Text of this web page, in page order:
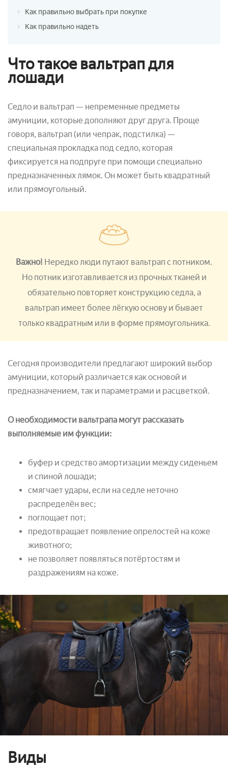
Как правильно выбрать при покупке
Как правильно надеть
Что такое вальтрап для
лошади
Седло и вальтрап — непременные предметы
амуниции, которые дополняют друг друга. Проще
говоря, вальтрап (или чепрак, подстилка) —
специальная прокладка под седло, которая
фиксируется на подпруге при помощи специально
предназначенных лямок. Он может быть квадратный
или прямоугольный.
Важно! Нередко люди путают вальтрап с потником.
Но потник изготавливается из прочных тканей и
обязательно повторяет конструкцию седла, а
вальтрап имеет более лёгкую основу и бывает
только квадратным или в форме прямоугольника.
Сегодня производители предлагают широкий выбор
амуниции, который различается как основой и
предназначением, так и параметрами и расцветкой.
О необходимости вальтрапа могут рассказать
выполняемые им функции:
буфер и средство амортизации между сиденьем
и спиной лошади;
смягчает удары, если на седле неточно
распределён вес;
поглощает пот;
предотвращает появление опрелостей на коже
животного;
не позволяет появляться потёртостям и
раздражениям на коже.
Виды